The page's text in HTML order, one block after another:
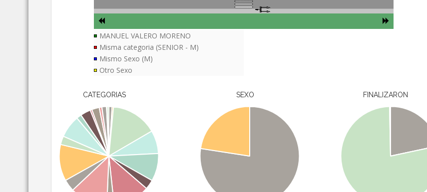
MANUEL VALERO MORENO
Misma categoria (SENIOR - M)
Mismo Sexo (M)
Otro Sexo
CATEGORIAS SEXO FINALIZARON